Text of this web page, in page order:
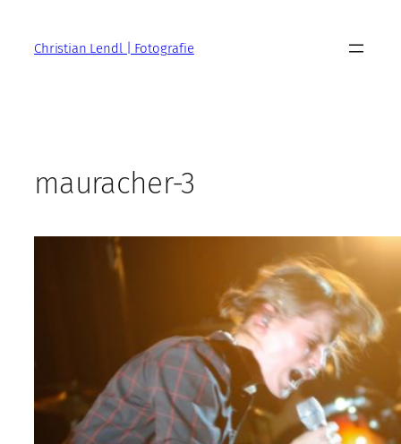
springenChristian Lendl | Fotografie
mauracher-3